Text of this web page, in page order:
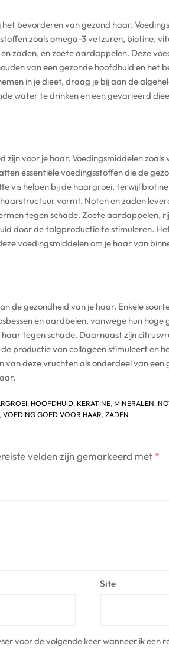
bevorderen van gezond haar.
zoals omega-3 vetzuren, biotine,
zaden, en zoete aardappelen. Deze
van een gezonde hoofdhuid en het
in je dieet, draag je bij aan de
water te drinken en een gevarieerd
zijn voor je haar. Voedingsmiddelen zoals
essentiële voedingsstoffen die de
vis helpen bij de haargroei, terwijl
vormt. Noten en zaden
tegen schade. Zoete aardappelen,
door de talgproductie te stimuleren.
voedingsmiddelen om je haar van
de gezondheid van je haar. Enkele
en aardbeien, vanwege hun hoge
tegen schade. Daarnaast zijn
productie van collageen stimuleert en
deze vruchten als onderdeel van een
, HOOFDHUID, KERATINE, MINERALEN,
, VOEDING GOED VOOR HAAR, ZADEN
velden zijn gemarkeerd met *
Site
voor de volgende keer wanneer ik een